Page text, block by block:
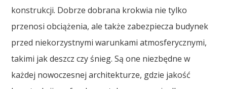
konstrukcji. Dobrze dobrana krokwia nie tylko
przenosi obciążenia, ale także zabezpiecza budynek
przed niekorzystnymi warunkami atmosferycznymi,
takimi jak deszcz czy śnieg. Są one niezbędne w
każdej nowoczesnej architekturze, gdzie jakość